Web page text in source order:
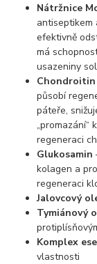
Nátržnice
antiseptikem
efektivně
má
usazeniny
Chondroitin
působí
páteře,
„promazání“
regeneraci
Glukosamin
kolagen a
regeneraci
Jalovcový
Tymiánový
Komplex
vlastnosti